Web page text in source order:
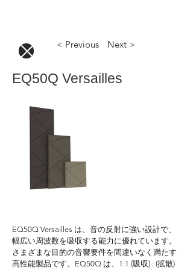
< Previous Next >
EQ50Q Versailles
EQ50Q Versailles は、音の反射に強い設計で、
幅広い周波数を吸収する能力に優れています。
さまざまな目的の音響要件を間違いなく満たす
高性能製品です。EQ50Q は、1:1 (吸収) : (拡散)